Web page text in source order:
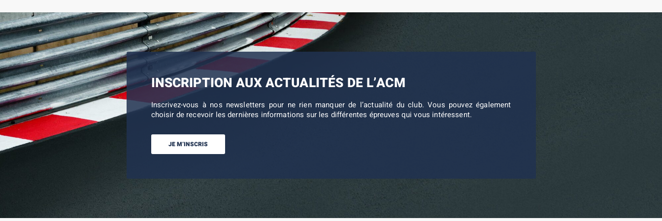
INSCRIPTION AUX ACTUALITÉS DE L’ACM
Inscrivez-vous à nos newsletters pour ne rien manquer de l’actualité du club. Vous pouvez également
choisir de recevoir les dernières informations sur les différentes épreuves qui vous intéressent.
JE M’INSCRIS